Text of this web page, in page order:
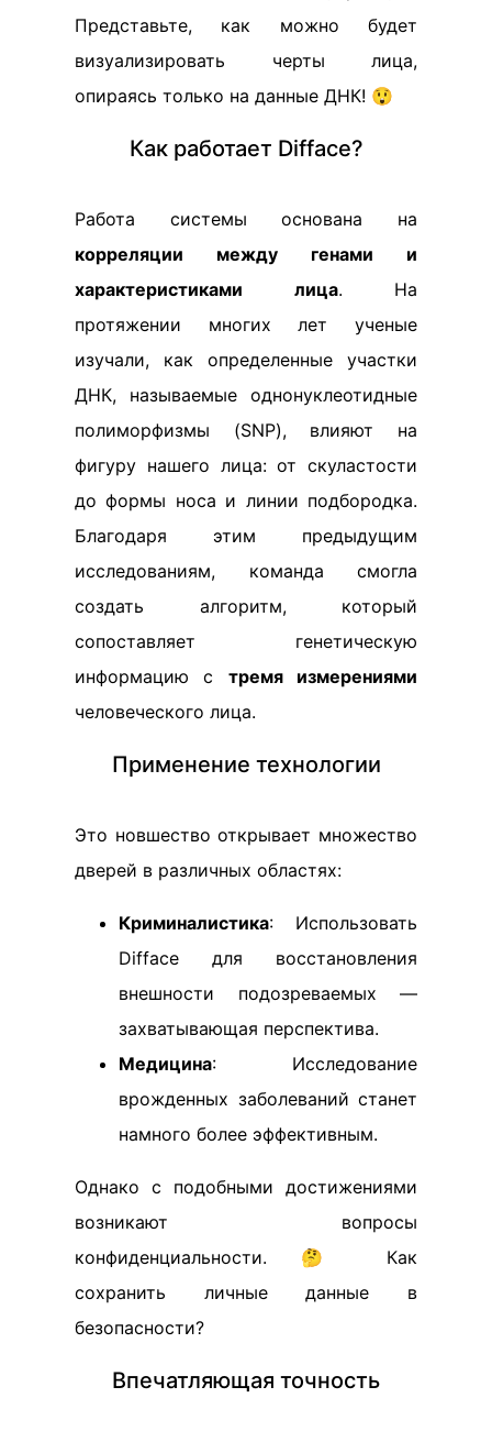
Представьте, как можно будет
визуализировать черты лица,
опираясь только на данные ДНК! 😲
Как работает Difface?
Работа системы основана на
корреляции между генами и
характеристиками лица. На
протяжении многих лет ученые
изучали, как определенные участки
ДНК, называемые однонуклеотидные
полиморфизмы (SNP), влияют на
фигуру нашего лица: от скуластости
до формы носа и линии подбородка.
Благодаря этим предыдущим
исследованиям, команда смогла
создать алгоритм, который
сопоставляет генетическую
информацию с тремя измерениями
человеческого лица.
Применение технологии
Это новшество открывает множество
дверей в различных областях:
Криминалистика: Использовать
Difface для восстановления
внешности подозреваемых —
захватывающая перспектива.
Медицина: Исследование
врожденных заболеваний станет
намного более эффективным.
Однако с подобными достижениями
возникают вопросы
конфиденциальности. 🤔 Как
сохранить личные данные в
безопасности?
Впечатляющая точность